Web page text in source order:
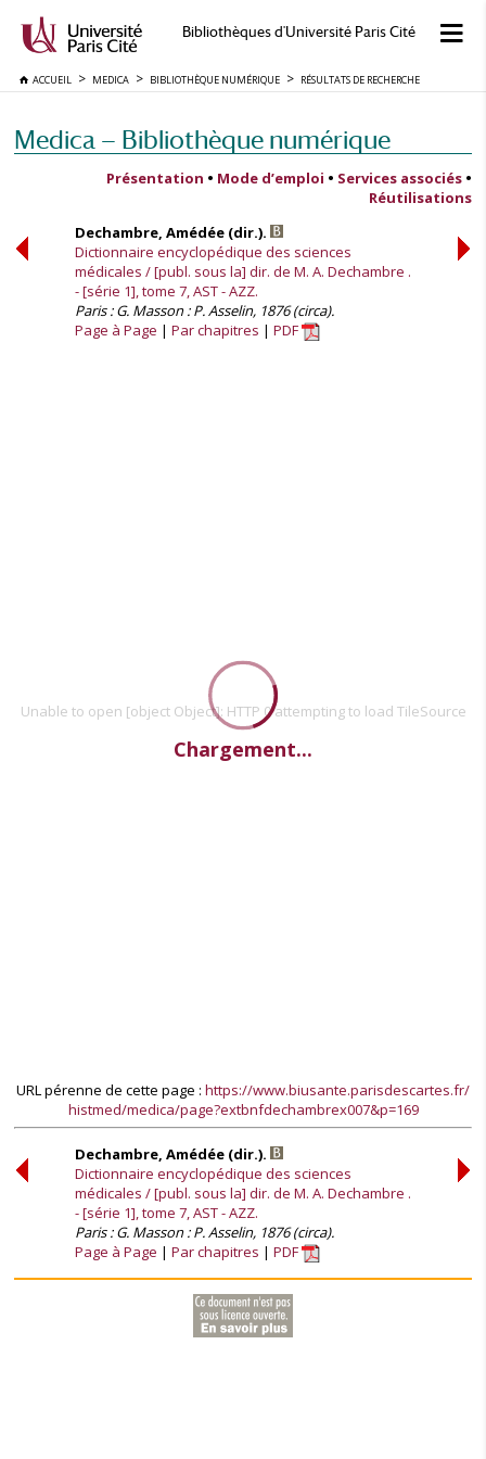
Bibliothèques d'Université Paris Cité
ACCUEIL MEDICA BIBLIOTHÈQUE NUMÉRIQUE RÉSULTATS DE RECHERCHE
Medica — Bibliothèque numérique
Présentation • Mode d’emploi • Services associés •
Réutilisations
Dechambre, Amédée (dir.).
Dictionnaire encyclopédique des sciences
médicales / [publ. sous la] dir. de M. A. Dechambre .
- [série 1], tome 7, AST - AZZ.
Paris : G. Masson : P. Asselin, 1876 (circa).
Page à Page
Par chapitres PDF
Unable to open [object Object]: HTTP 0 attempting to load TileSource
Chargement...
URL pérenne de cette page : https://www.biusante.parisdescartes.fr/
histmed/medica/page?extbnfdechambrex007&p=169
Dechambre, Amédée (dir.).
Dictionnaire encyclopédique des sciences
médicales / [publ. sous la] dir. de M. A. Dechambre .
- [série 1], tome 7, AST - AZZ.
Paris : G. Masson : P. Asselin, 1876 (circa).
Page à Page
Par chapitres PDF